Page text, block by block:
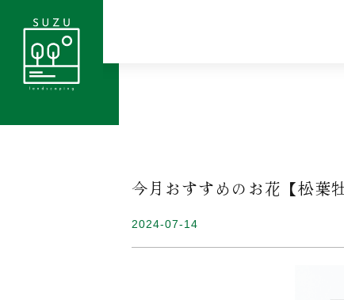
今月おすすめのお花【松葉
2024-07-14